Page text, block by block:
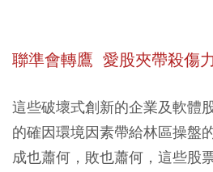
聯準會轉鷹 愛股夾帶殺傷力
這些破壞式創新的企業及軟體
的確因環境因素帶給林區操盤
成也蕭何，敗也蕭何，這些股